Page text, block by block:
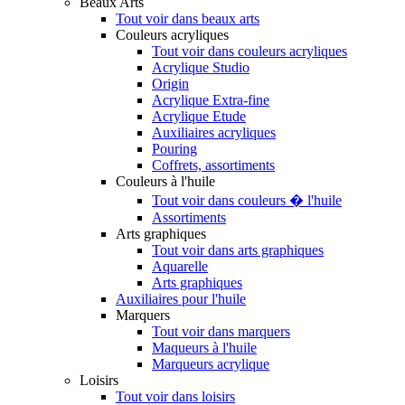
Tout voir dans beaux arts
Couleurs acryliques
Tout voir dans couleurs acryliques
Acrylique Studio
Origin
Acrylique Extra-fine
Acrylique Etude
Auxiliaires acryliques
Pouring
Coffrets, assortiments
Couleurs à l'huile
Tout voir dans couleurs � l'huile
Assortiments
Arts graphiques
Tout voir dans arts graphiques
Aquarelle
Arts graphiques
Auxiliaires pour l'huile
Marquers
Tout voir dans marquers
Maqueurs à l'huile
Marqueurs acrylique
Loisirs
Tout voir dans loisirs